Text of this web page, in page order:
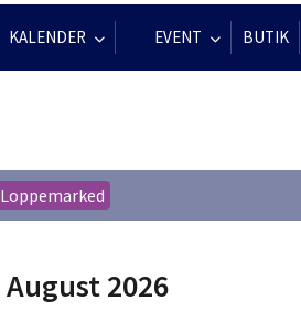
KALENDER EVENT BUTIK
Loppemarked
August 2026